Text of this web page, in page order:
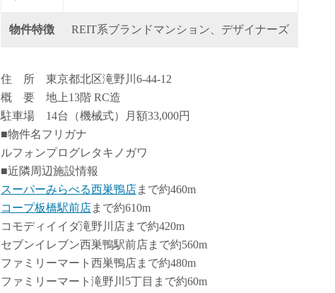
物件特徴 REIT系ブランドマンション、デザイナーズ
住 所 東京都北区滝野川6-44-12
概 要 地上13階 RC造
駐車場 14台（機械式）月額33,000円
■物件名フリガナ
ルフォンプログレタキノガワ
■近隣周辺施設情報
スーパーみらべる西巣鴨店まで約460m
コープ板橋駅前店まで約610m
コモディイイダ滝野川店まで約420m
セブンイレブン西巣鴨駅前店まで約560m
ファミリーマート西巣鴨店まで約480m
ファミリーマート滝野川5丁目まで約60m